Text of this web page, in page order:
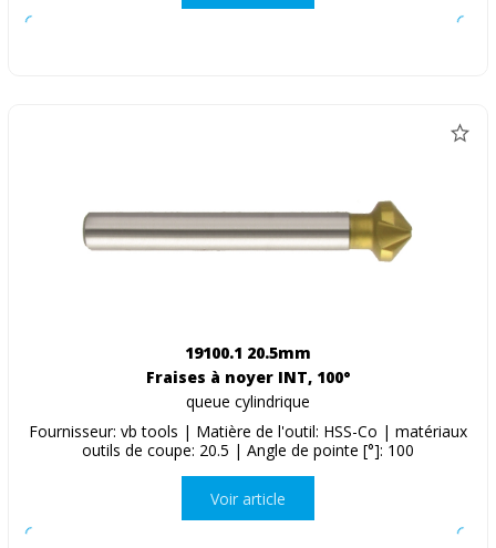
19100.1 20.5mm
Fraises à noyer INT, 100°
queue cylindrique
Fournisseur: vb tools | Matière de l'outil: HSS-Co | matériaux
outils de coupe: 20.5 | Angle de pointe [°]: 100
Voir article